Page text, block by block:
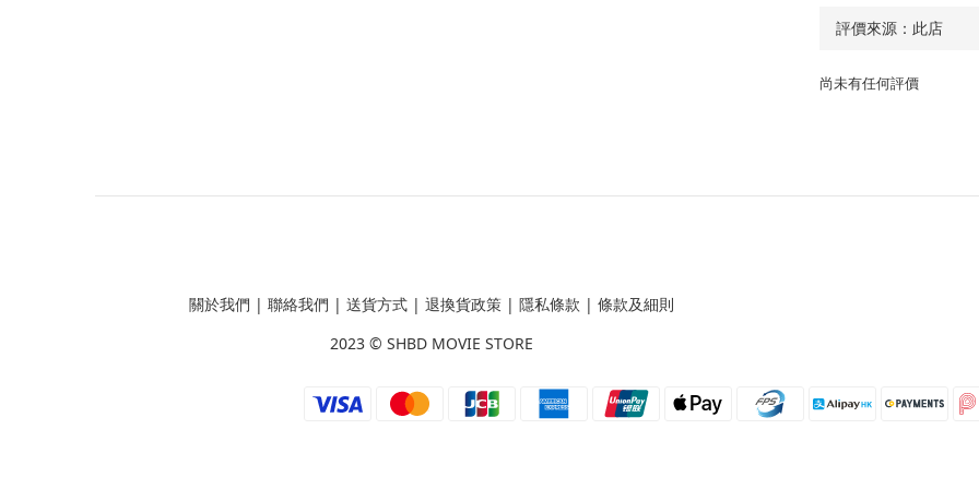
尚未有任何評價
關於我們 | 聯絡我們 | 送貨方式| 退換貨政策| 隱私條款 | 條款及細則
2023 © SHBD MOVIE STORE